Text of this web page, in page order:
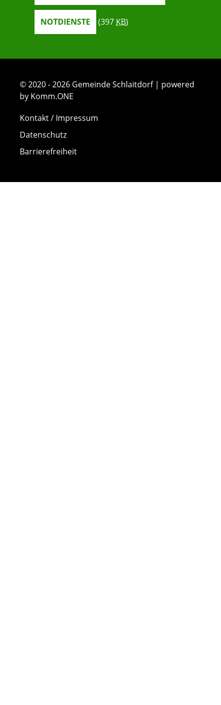
NOTDIENSTE (397KB)
© 2020 - 2026 Gemeinde Schlaitdorf | powered
by Komm.ONE
Kontakt / Impressum
Datenschutz
Barrierefreiheit